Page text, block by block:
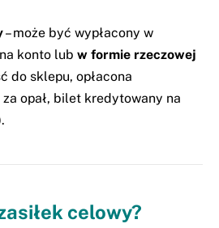
– może być wypłacony w
konto lub w formie rzeczowej
do sklepu, opłacona
opał, bilet kredytowany na
celowy?